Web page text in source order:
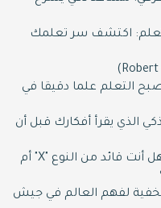
اكتشف سر تعلمك
التعلم علما دقيقا في
الذي يقرأ أفكارك قبل أن
نظرية ماكغريغور دوغلاس: هل أنت قائد من النوع "X" أم
لفهم العالم في جيش